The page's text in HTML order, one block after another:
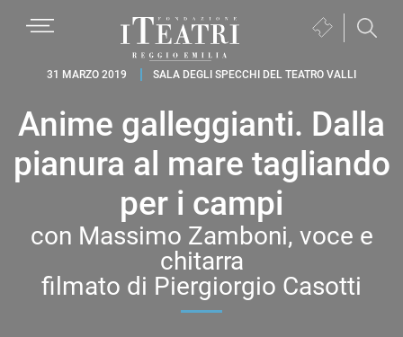
primaria
principale
Fondazione
Teatri
Reggio
Emilia
Biglietteria
apre
una
finestra)
31 MARZO 2019 SALA DEGLI SPECCHI DEL TEATRO VALLI
Anime galleggianti. Dalla
pianura al mare tagliando
per i campi
con Massimo Zamboni, voce e
chitarra
filmato di Piergiorgio Casotti